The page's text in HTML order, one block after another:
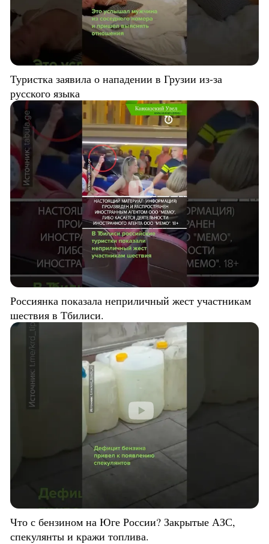
Туристка заявила о нападении в Грузии из-за
русского языка
Россиянка показала неприличный жест участникам
шествия в Тбилиси.
Что с бензином на Юге России? Закрытые АЗС,
спекулянты и кражи топлива.